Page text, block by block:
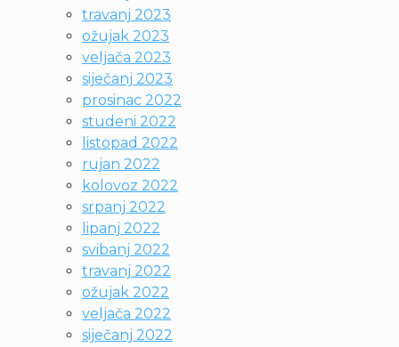
travanj 2023
ožujak 2023
veljača 2023
siječanj 2023
prosinac 2022
studeni 2022
listopad 2022
rujan 2022
kolovoz 2022
srpanj 2022
lipanj 2022
svibanj 2022
travanj 2022
ožujak 2022
veljača 2022
siječanj 2022